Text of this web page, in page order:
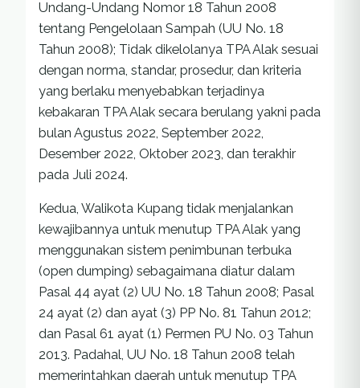
Undang-Undang Nomor 18 Tahun 2008
tentang Pengelolaan Sampah (UU No. 18
Tahun 2008); Tidak dikelolanya TPA Alak sesuai
dengan norma, standar, prosedur, dan kriteria
yang berlaku menyebabkan terjadinya
kebakaran TPA Alak secara berulang yakni pada
bulan Agustus 2022, September 2022,
Desember 2022, Oktober 2023, dan terakhir
pada Juli 2024.
Kedua, Walikota Kupang tidak menjalankan
kewajibannya untuk menutup TPA Alak yang
menggunakan sistem penimbunan terbuka
(open dumping) sebagaimana diatur dalam
Pasal 44 ayat (2) UU No. 18 Tahun 2008; Pasal
24 ayat (2) dan ayat (3) PP No. 81 Tahun 2012;
dan Pasal 61 ayat (1) Permen PU No. 03 Tahun
2013. Padahal, UU No. 18 Tahun 2008 telah
memerintahkan daerah untuk menutup TPA